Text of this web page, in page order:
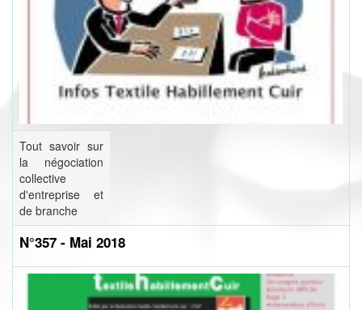
Tout savoir sur
la négociation
collective
d'entreprise et
de branche
N°357 - Mai 2018